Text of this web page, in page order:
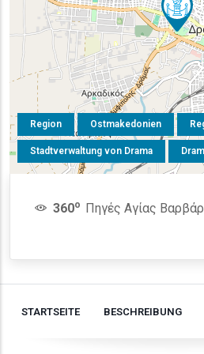
Region Ostmakedonien
Stadtverwaltung von Drama
360o Πηγές Αγίας
STARTSEITE BESCHREIBUNG